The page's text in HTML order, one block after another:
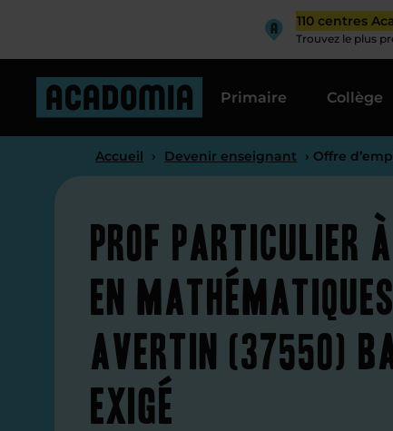
110 centres
Trouvez le plus
Primaire Collège
Accueil › Devenir enseignant › Offre
Prof particulier
en
Avertin (37550)
exigé